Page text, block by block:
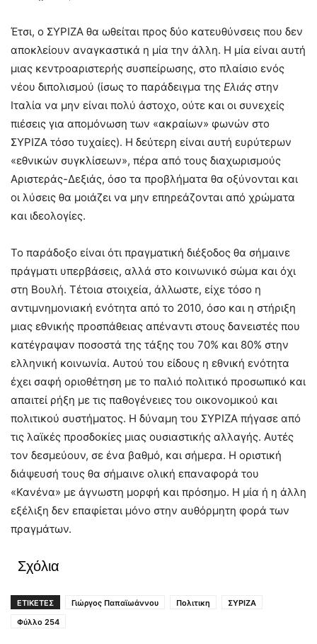
Έτσι, ο ΣΥΡΙΖΑ θα ωθείται προς δύο κατευθύνσεις που δεν
αποκλείουν αναγκαστικά η μία την άλλη. Η μία είναι αυτή
μιας κεντροαριστερής συσπείρωσης, στο πλαίσιο ενός
νέου διπολισμού (ίσως το παράδειγμα της Ελιάς στην
Ιταλία να μην είναι πολύ άστοχο, ούτε και οι συνεχείς
πιέσεις για απομόνωση των «ακραίων» φωνών στο
ΣΥΡΙΖΑ τόσο τυχαίες). Η δεύτερη είναι αυτή ευρύτερων
«εθνικών συγκλίσεων», πέρα από τους διαχωρισμούς
Αριστεράς-Δεξιάς, όσο τα προβλήματα θα οξύνονται και
οι λύσεις θα μοιάζει να μην επηρεάζονται από χρώματα
και ιδεολογίες.
Το παράδοξο είναι ότι πραγματική διέξοδος θα σήμαινε
πράγματι υπερβάσεις, αλλά στο κοινωνικό σώμα και όχι
στη Βουλή. Τέτοια στοιχεία, άλλωστε, είχε τόσο η
αντιμνημονιακή ενότητα από το 2010, όσο και η στήριξη
μιας εθνικής προσπάθειας απέναντι στους δανειστές που
κατέγραψαν ποσοστά της τάξης του 70% και 80% στην
ελληνική κοινωνία. Αυτού του είδους η εθνική ενότητα
έχει σαφή οριοθέτηση με το παλιό πολιτικό προσωπικό και
απαιτεί ρήξη με τις παθογένειες του οικονομικού και
πολιτικού συστήματος. Η δύναμη του ΣΥΡΙΖΑ πήγασε από
τις λαϊκές προσδοκίες μιας ουσιαστικής αλλαγής. Αυτές
τον δεσμεύουν, σε ένα βαθμό, και σήμερα. Η οριστική
διάψευσή τους θα σήμαινε ολική επαναφορά του
«Κανένα» με άγνωστη μορφή και πρόσημο. Η μία ή η άλλη
εξέλιξη δεν επαφίεται μόνο στην αυθόρμητη φορά των
πραγμάτων.
Σχόλια
ΕΤΙΚΕΤΕΣ Γιώργος Παπαϊωάννου Πολιτικη
ΣΥΡΙΖΑ
Φύλλο 254